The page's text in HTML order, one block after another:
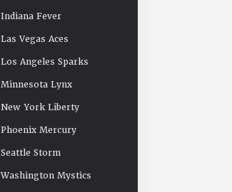
Indiana Fever
Las Vegas Aces
Los Angeles Sparks
Minnesota Lynx
New York Liberty
Phoenix Mercury
Seattle Storm
Washington Mystics